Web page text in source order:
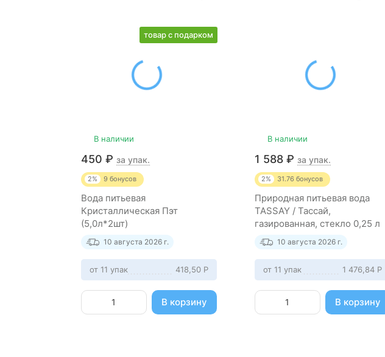
товар с подарком
В наличии
450 ₽ за упак.
2% 9 бонусов
Вода питьевая
Кристаллическая Пэт
(5,0л*2шт)
10 августа 2026 г.
от 11 упак 418,50 Р
В корзину
В наличии
1 588 ₽ за упак.
2% 31.76 бонусов
Природная питьевая вода
TASSAY / Тассай,
газированная, стекло 0,25 л
(12 штук)10 августа 2026 г.
от 11 упак 1 476,84 Р
В корзину